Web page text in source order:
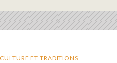
CULTURE ET TRADITIONS